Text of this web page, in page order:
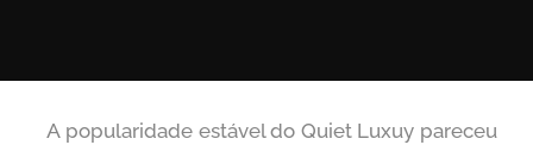
A popularidade estável do Quiet Luxuy pareceu